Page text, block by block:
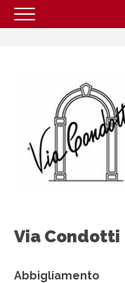
ORARI
COME
PROMOZIONI
NEGOZI
SERVIZI
Via Condotti
Abbigliamento